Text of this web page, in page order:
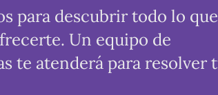
para descubrir todo lo que
Un equipo de
te atenderá para resolver